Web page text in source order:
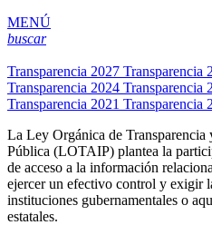
MENÚ
buscar
Transparencia 2027 Transparencia
Transparencia 2024 Transparencia
Transparencia 2021 Transparencia
La Ley Orgánica de
Pública (LOTAIP) plantea la
de acceso a la información
ejercer un efectivo control y exigir
instituciones gubernamentales o
estatales.